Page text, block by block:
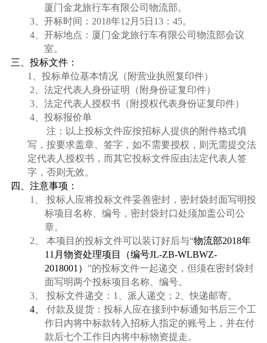
厦门金龙旅行车有限公司物流部。
3、 开标时间： 2018年12 月 5日 13： 45。
4、 开标地点：厦门金龙旅行车有限公司物流部会议
室。
三、投标文件：
1
、投标单位基本情况（附营业执照复印件）
2 、法定代表人身份证明（附身份证复印件）
3、法定代表人授权书（附授权代表身份证复印件）
4、投标报价单
注：以上投标文件应按招标人提供的附件格式填
写，按要求盖章、签字，如不需要授权，则 无需提交法
定代表人授权书，而其它投标文件应由法定代表人签
字， 否则无效。
四、注意事项：
1、 投标人应将投标文件妥善密封，密封袋封面写明投
标项目名称、编号，密封袋封口处须加盖公司公
章。
2、 本项目的投标文件可以装订好后与“物流部2018年
11 月物资处理项目（编号JL-ZB-WLBWZ-
2018001 ） ”的投标文件一起递交，但须在密封袋封
面写明两个投标项目名称、编号。
3、 投标文件递交： 1 、派人递交； 2 、快递邮寄。
4、 付款及提货：投标人应在接到中标通知书后三个工
作日内将中标款转入招标人指定的账号上，并在付
款后七个工作日内将中标物资提走。